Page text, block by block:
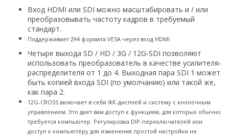
Вход HDMI или SDI можно масштабировать и / или
преобразовывать частоту кадров в требуемый
стандарт.
Поддерживает 294 формата VESA через вход HDMI
Четыре выхода SD / HD / 3G / 12G-SDI позволяют
использовать преобразователь в качестве усилителя-
распределителя от 1 до 4. Выходная пара SDI 1 может
быть копией входа SDI (по умолчанию) или такой же,
как пара 2.
12G-CROSS включает в себя ЖК-дисплей и систему с кнопочным
управлением. Это дает вам доступ к функциям, для которых обычно
требуется компьютер. Регулировка DIP-переключателей или
доступ к компьютеру для изменения простой настройки не